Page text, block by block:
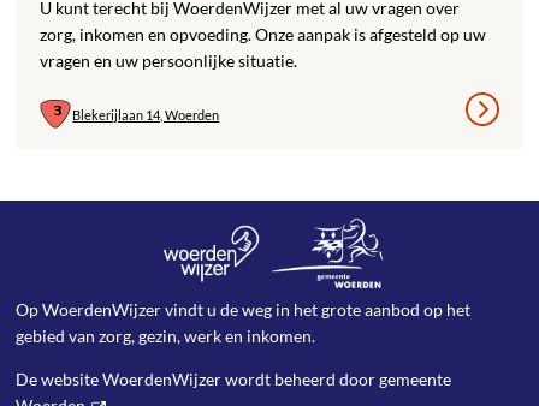
U kunt terecht bij WoerdenWijzer met al uw vragen over
zorg, inkomen en opvoeding. Onze aanpak is afgesteld op uw
vragen en uw persoonlijke situatie.
Blekerijlaan 14, Woerden
Op WoerdenWijzer vindt u de weg in het grote aanbod op het
gebied van zorg, gezin, werk en inkomen.
De website WoerdenWijzer wordt beheerd doorgemeente